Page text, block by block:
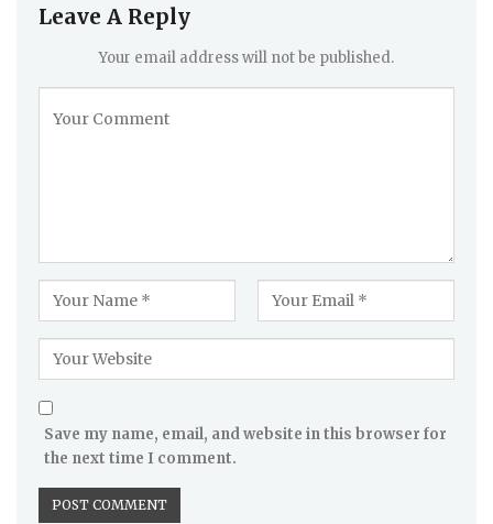
Leave A Reply
Your email address will not be published.
Save my name, email, and website in this browser for
the next time I comment.